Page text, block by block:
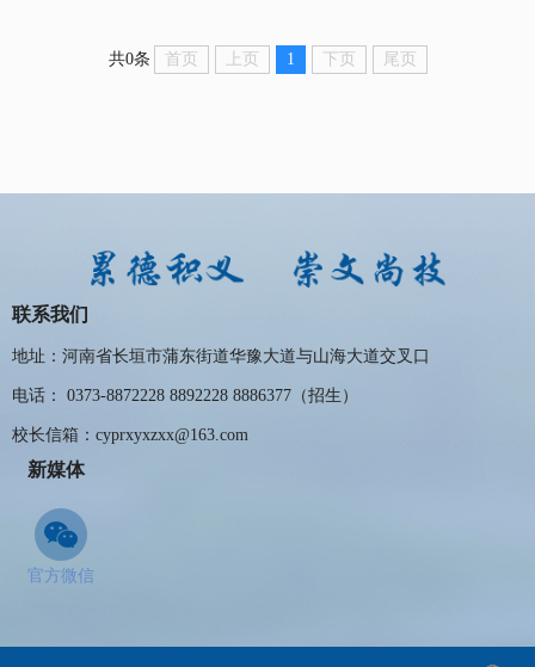
共0条 首页 上页 1 下页 尾页
联系我们
地址：河南省长垣市蒲东街道华豫大道与山海大道交叉口
电话： 0373-8872228 8892228 8886377（招生）
校长信箱：cyprxyxzxx@163.com
新媒体
官方微信